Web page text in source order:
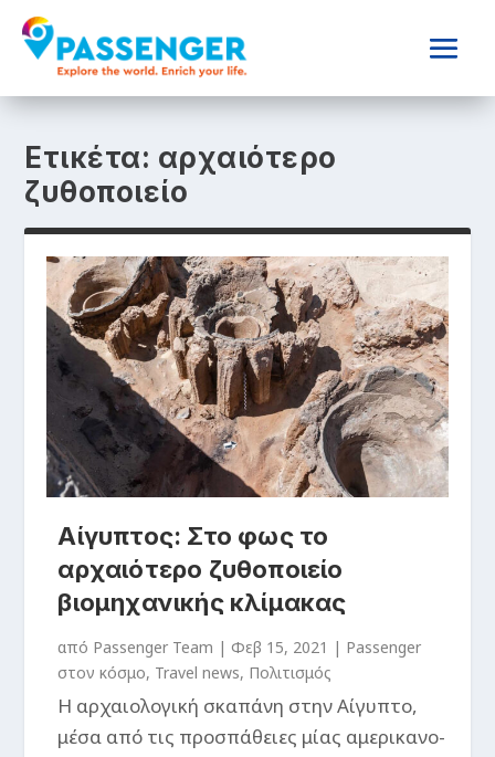
Ετικέτα: αρχαιότερο
ζυθοποιείο
Αίγυπτος: Στο φως το
αρχαιότερο ζυθοποιείο
βιομηχανικής κλίμακας
από Passenger Team | Φεβ 15, 2021 | Passenger
στον κόσμο, Travel news, Πολιτισμός
Η αρχαιολογική σκαπάνη στην Αίγυπτο,
μέσα από τις προσπάθειες μίας αμερικανο-